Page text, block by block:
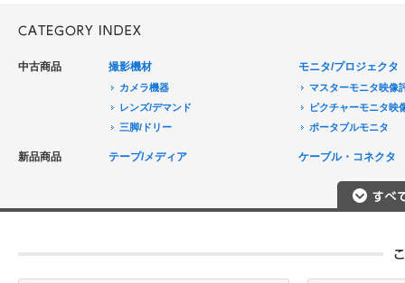
中古商品 撮影機材
カメラ機器
レンズ/デマンド
三脚/ドリー
ポータブルレコーダ
モニタ/プロジェクタ
マスターモニタ映像
ピクチャーモニタ映
ポータブルモニタ
プロジェクタ
プロジェクタアクセ
新品商品 テープ/メディア
DLT/LTO
ケーブル・コネクタ